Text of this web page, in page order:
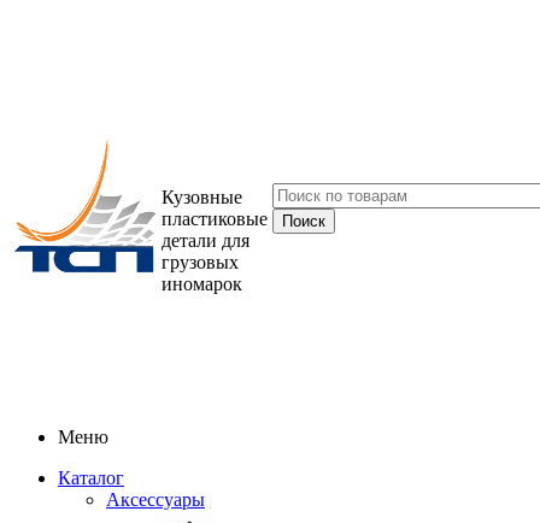
Кузовные
пластиковые
детали для
грузовых
иномарок
Меню
Каталог
Аксессуары